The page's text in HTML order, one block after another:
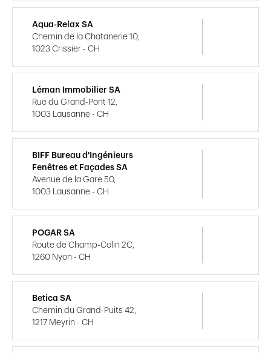
Aqua-Relax SA
Chemin de la Chatanerie 10,
1023 Crissier - CH
Léman Immobilier SA
Rue du Grand-Pont 12,
1003 Lausanne - CH
BIFF Bureau d'Ingénieurs
Fenêtres et Façades SA
Avenue de la Gare 50,
1003 Lausanne - CH
POGAR SA
Route de Champ-Colin 2C,
1260 Nyon - CH
Betica SA
Chemin du Grand-Puits 42,
1217 Meyrin - CH